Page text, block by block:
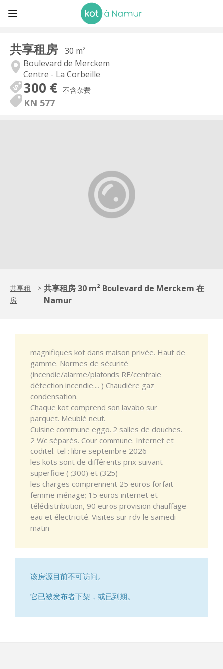
共享租房
30 m²
Boulevard de Merckem
Centre - La Corbeille
300 € 不含杂费
KN 577
共享租
房
> 共享租房 30 m² Boulevard de Merckem 在
Namur
magnifiques kot dans maison privée. Haut de
gamme. Normes de sécurité
(incendie/alarme/plafonds RF/centrale
détection incendie.... ) Chaudière gaz
condensation.
Chaque kot comprend son lavabo sur
parquet. Meublé neuf.
Cuisine commune eggo. 2 salles de douches.
2 Wc séparés. Cour commune. Internet et
coditel. tel : libre septembre 2026
les kots sont de différents prix suivant
superficie ( ;300) et (325)
les charges comprennent 25 euros forfait
femme ménage; 15 euros internet et
télédistribution, 90 euros provision chauffage
eau et électricité. Visites sur rdv le samedi
matin
该房源目前不可访问。
它已被发布者下架，或已到期。